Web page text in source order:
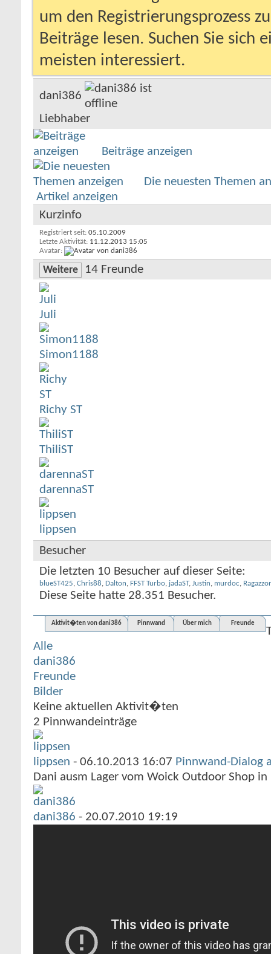
um den Registrierungsprozess
Beiträge lesen. Suchen Sie sich
meisten interessiert.
dani386
Liebhaber
Beiträge anzeigen
Die neuesten Themen
Artikel anzeigen
Kurzinfo
Registriert seit 05.10.2009
Letzte Aktivität 11.12.2013 15:05
Avatar
Weitere 14 Freunde
Juli
Simon1188
Richy ST
ThiliST
darennaST
lippsen
Besucher
Die letzten 10 Besucher auf dieser Seite:
blueST425, Chris88, Dalton, FFST Turbo, jadaST, Justin, murdoc,
Diese Seite hatte 28.351 Besucher.
Aktivit�ten von dani386 Pinnwand Über mich Freunde
Alle
dani386
Freunde
Bilder
Keine aktuellen Aktivit�ten
2 Pinnwandeinträge
lippsen - 06.10.2013 16:07 Pinnwand-Dialog
Dani ausm Lager vom Woick Outdoor Shop in
dani386 - 20.07.2010 19:19